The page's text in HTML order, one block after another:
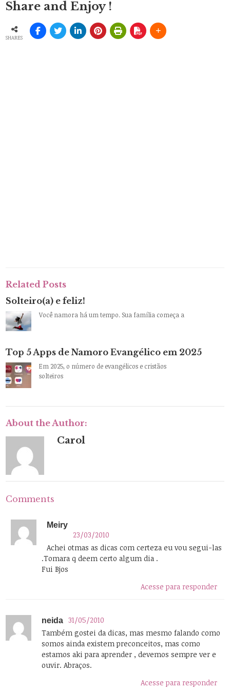
Share and Enjoy !
SHARES
Related Posts
Solteiro(a) e feliz!
Você namora há um tempo. Sua família começa a
Top 5 Apps de Namoro Evangélico em 2025
Em 2025, o número de evangélicos e cristãos
solteiros
About the Author:
Carol
Comments
Meiry
23/03/2010
Achei otmas as dicas com certeza eu vou segui-las
.Tomara q deem certo algum dia .
Fui Bjos
Acesse para responder
neida
31/05/2010
Também gostei da dicas, mas mesmo falando como
somos ainda existem preconceitos, mas como
estamos aki para aprender , devemos sempre ver e
ouvir. Abraços.
Acesse para responder